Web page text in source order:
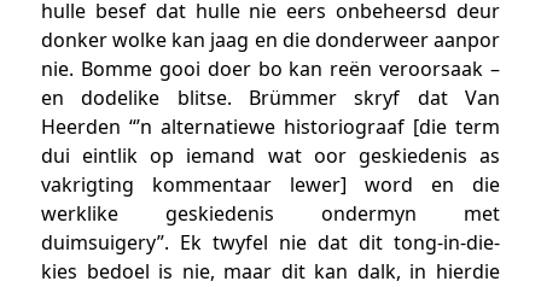
hulle besef dat hulle nie eers onbeheersd deur
donker wolke kan jaag en die donderweer aanpor
nie. Bomme gooi doer bo kan reën veroorsaak –
en dodelike blitse. Brümmer skryf dat Van
Heerden “’n alternatiewe historiograaf [die term
dui eintlik op iemand wat oor geskiedenis as
vakrigting kommentaar lewer] word en die
werklike geskiedenis ondermyn met
duimsuigery”. Ek twyfel nie dat dit tong-in-die-
kies bedoel is nie, maar dit kan dalk, in hierdie